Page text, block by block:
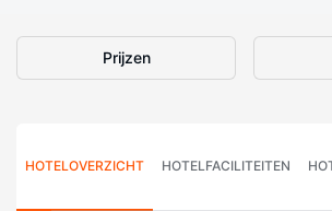
Prijzen
HOTELOVERZICHT HOTELFACILITEITEN